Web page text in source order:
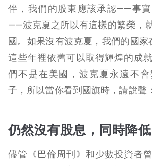
伴，我們的股東應該承認——事
——波克夏之所以有這樣的繁榮，
國。如果沒有波克夏，我們的國家
這些年裡依舊可以取得輝煌的成
們不是在美國，波克夏永遠不
子，所以當你看到國旗時，請說聲
仍然沒有股息，同時降
儘管《巴倫周刊》和少數投資者